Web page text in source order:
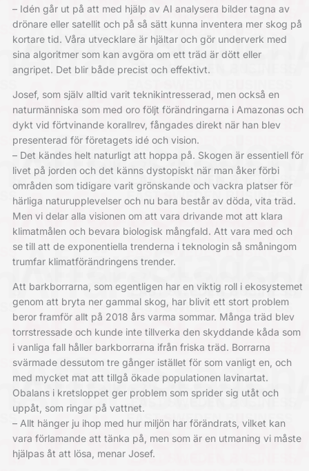
– Idén går ut på att med hjälp av AI analysera bilder tagna av
drönare eller satellit och på så sätt kunna inventera mer skog på
kortare tid. Våra utvecklare är hjältar och gör underverk med
sina algoritmer som kan avgöra om ett träd är dött eller
angripet. Det blir både precist och effektivt.
Josef, som själv alltid varit teknikintresserad, men också en
naturmänniska som med oro följt förändringarna i Amazonas och
dykt vid förtvinande korallrev, fångades direkt när han blev
presenterad för företagets idé och vision.
– Det kändes helt naturligt att hoppa på. Skogen är essentiell för
livet på jorden och det känns dystopiskt när man åker förbi
områden som tidigare varit grönskande och vackra platser för
härliga naturupplevelser och nu bara består av döda, vita träd.
Men vi delar alla visionen om att vara drivande mot att klara
klimatmålen och bevara biologisk mångfald. Att vara med och
se till att de exponentiella trenderna i teknologin så småningom
trumfar klimatförändringens trender.
Att barkborrarna, som egentligen har en viktig roll i ekosystemet
genom att bryta ner gammal skog, har blivit ett stort problem
beror framför allt på 2018 års varma sommar. Många träd blev
torrstressade och kunde inte tillverka den skyddande kåda som
i vanliga fall håller barkborrarna ifrån friska träd. Borrarna
svärmade dessutom tre gånger istället för som vanligt en, och
med mycket mat att tillgå ökade populationen lavinartat.
Obalans i kretsloppet ger problem som sprider sig utåt och
uppåt, som ringar på vattnet.
– Allt hänger ju ihop med hur miljön har förändrats, vilket kan
vara förlamande att tänka på, men som är en utmaning vi måste
hjälpas åt att lösa, menar Josef.